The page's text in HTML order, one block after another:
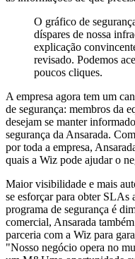
O gráfico de
díspares de nossa
explicação
revisado. Podemos
poucos cliques.
A empresa agora tem um
de segurança: membros da
desejam se manter
segurança da Ansarada.
por toda a empresa,
quais a Wiz pode ajudar o
Maior visibilidade e mais
se esforçar para obter SLAs
programa de segurança é
comercial, Ansarada
parceria com a Wiz para
"Nosso negócio opera no